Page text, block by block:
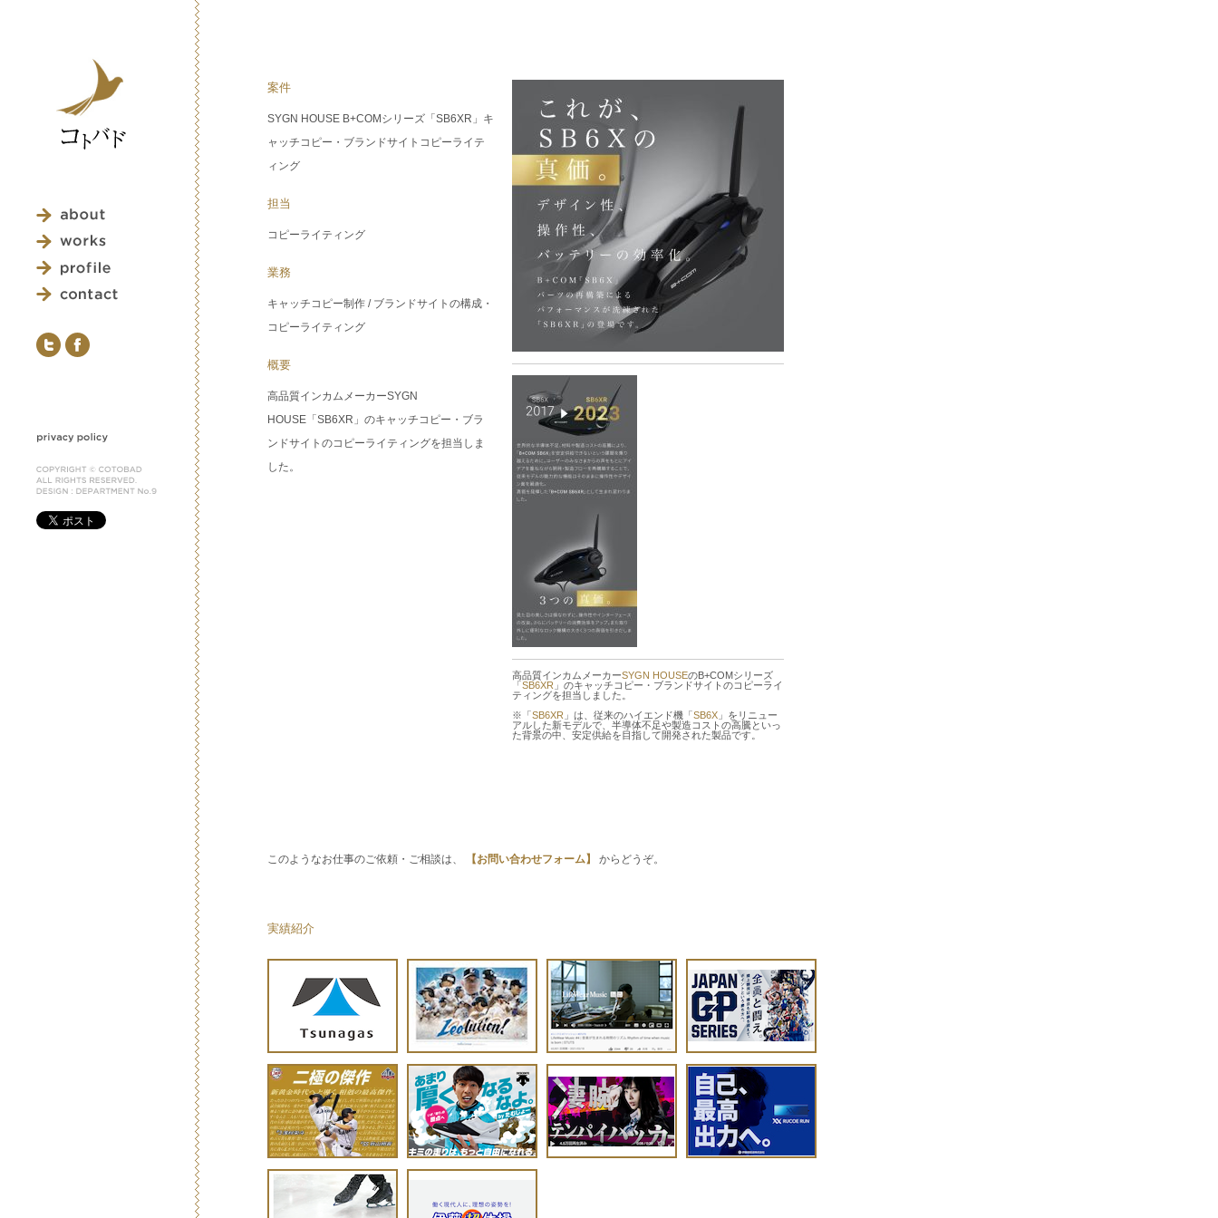
案件
SYGN HOUSE B+COMシリーズ「SB6XR」キ
ャッチコピー・ブランドサイトコピーライテ
ィング
担当
コピーライティング
業務
キャッチコピー制作 / ブランドサイトの構成・
コピーライティング
概要
高品質インカムメーカーSYGN
HOUSE「SB6XR」のキャッチコピー・ブラ
ンドサイトのコピーライティングを担当しま
した。
高品質インカムメーカーSYGN HOUSEのB+COMシリーズ
「SB6XR 」のキャッチコピー・ブランドサイトのコピーライ
ティングを担当しました。
※「SB6XR 」は、従来のハイエンド機「SB6X 」をリニュー
アルした新モデルで、半導体不足や製造コストの高騰といっ
た背景の中、安定供給を目指して開発された製品です。
このようなお仕事のご依頼・ご相談は、 【お問い合わせフォーム】 からどうぞ。
実績紹介